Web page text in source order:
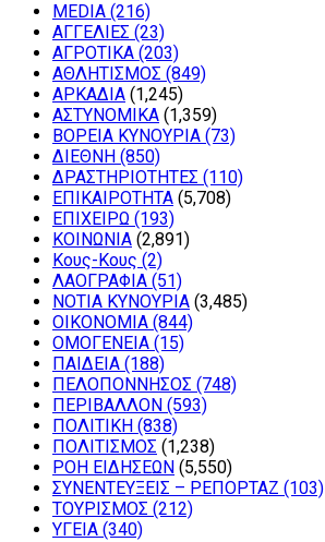
MEDIA (216)
ΑΓΓΕΛΙΕΣ (23)
ΑΓΡΟΤΙΚΑ (203)
ΑΘΛΗΤΙΣΜΟΣ (849)
ΑΡΚΑΔΙΑ (1,245)
ΑΣΤΥΝΟΜΙΚΑ (1,359)
ΒΟΡΕΙΑ ΚΥΝΟΥΡΙΑ (73)
ΔΙΕΘΝΗ (850)
ΔΡΑΣΤΗΡΙΟΤΗΤΕΣ (110)
ΕΠΙΚΑΙΡΟΤΗΤΑ (5,708)
ΕΠΙΧΕΙΡΩ (193)
ΚΟΙΝΩΝΙΑ (2,891)
Κους-Κους (2)
ΛΑΟΓΡΑΦΙΑ (51)
ΝΟΤΙΑ ΚΥΝΟΥΡΙΑ (3,485)
ΟΙΚΟΝΟΜΙΑ (844)
ΟΜΟΓΕΝΕΙΑ (15)
ΠΑΙΔΕΙΑ (188)
ΠΕΛΟΠΟΝΝΗΣΟΣ (748)
ΠΕΡΙΒΑΛΛΟΝ (593)
ΠΟΛΙΤΙΚΗ (838)
ΠΟΛΙΤΙΣΜΟΣ (1,238)
ΡΟΗ ΕΙΔΗΣΕΩΝ (5,550)
ΣΥΝΕΝΤΕΥΞΕΙΣ – ΡΕΠΟΡΤΑΖ (103)
ΤΟΥΡΙΣΜΟΣ (212)
ΥΓΕΙΑ (340)